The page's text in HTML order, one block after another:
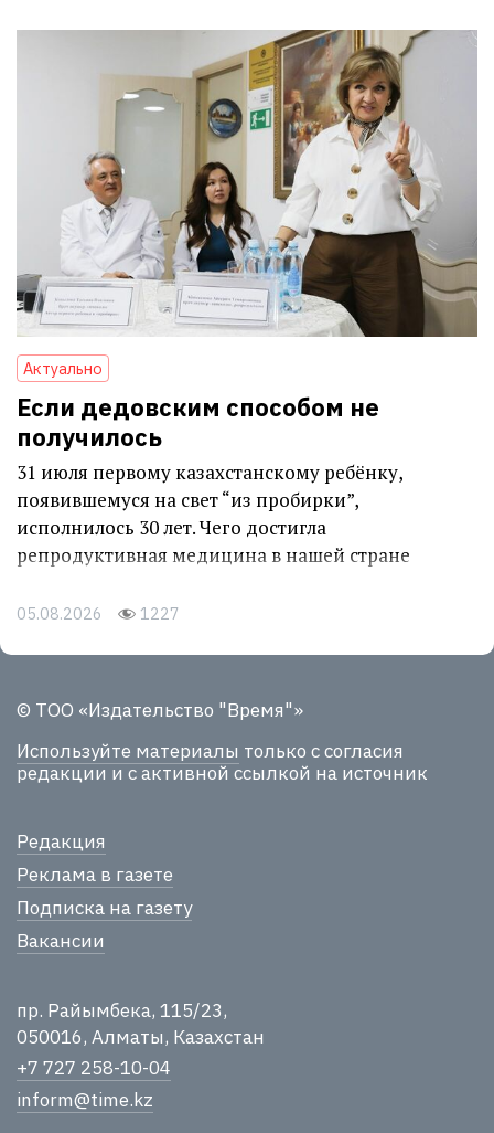
Актуально
Если дедовским способом не
получилось
31 июля первому казахстанскому ребёнку,
появившемуся на свет “из пробирки”,
исполнилось 30 лет. Чего достигла
репродуктивная медицина в нашей стране
05.08.2026 1227
© ТОО «Издательство "Время"»
Используйте материалы только с согласия
редакции и с активной ссылкой на источник
Редакция
Реклама в газете
Подписка на газету
Вакансии
пр. Райымбека, 115/23,
050016, Алматы, Казахстан
+7 727 258-10-04
inform@time.kz